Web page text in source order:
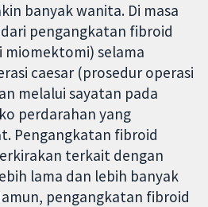
banyak wanita. Di masa
pengangkatan fibroid
miomektomi) selama
caesar (prosedur operasi
melalui sayatan pada
perdarahan yang
Pengangkatan fibroid
terkait dengan
lama dan lebih banyak
pengangkatan fibroid